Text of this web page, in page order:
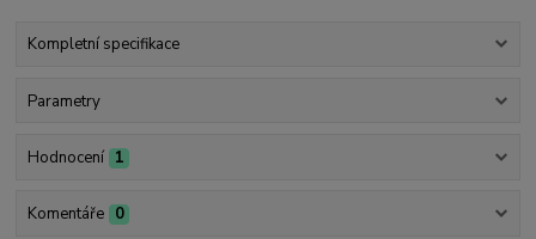
Kompletní specifikace
Parametry
Hodnocení 1
Komentáře 0